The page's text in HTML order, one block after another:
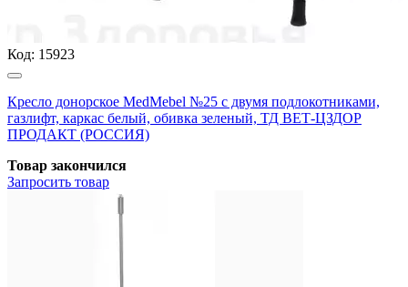
Код: 15923
Кресло донорское MedMebel №25 с двумя подлокотниками,
газлифт, каркас белый, обивка зеленый, ТД ВЕТ-ЦЗДОР
ПРОДАКТ (РОССИЯ)
Товар закончился
Запросить товар